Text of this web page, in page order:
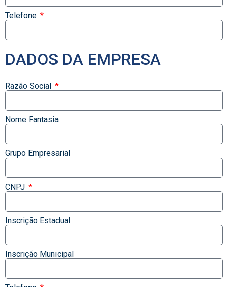
Telefone
DADOS DA EMPRESA
Razão Social
Nome Fantasia
Grupo Empresarial
CNPJ
Inscrição Estadual
Inscrição Municipal